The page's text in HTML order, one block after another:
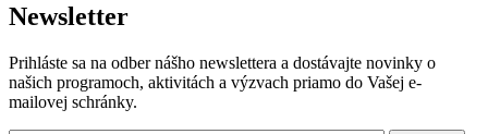
Newsletter
Prihláste sa na odber nášho newslettera a dostávajte novinky o
našich programoch, aktivitách a výzvach priamo do Vašej e-
mailovej schránky.